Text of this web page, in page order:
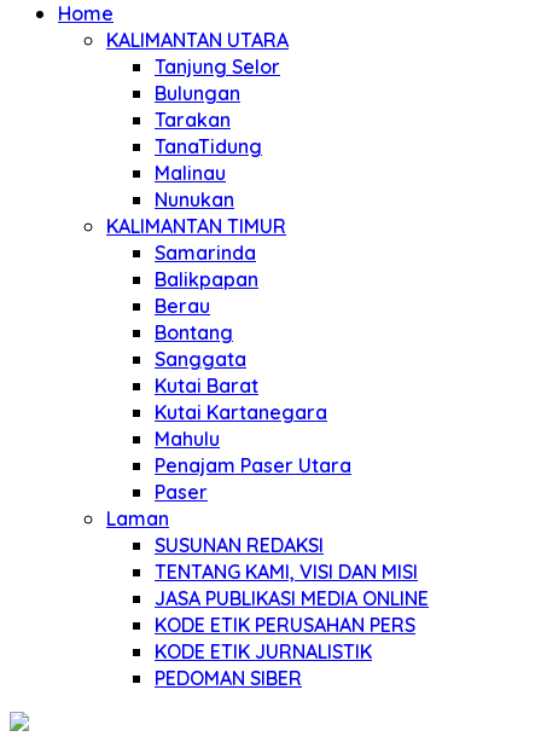
Home
KALIMANTAN UTARA
Tanjung Selor
Bulungan
Tarakan
TanaTidung
Malinau
Nunukan
KALIMANTAN TIMUR
Samarinda
Balikpapan
Berau
Bontang
Sanggata
Kutai Barat
Kutai Kartanegara
Mahulu
Penajam Paser Utara
Paser
Laman
SUSUNAN REDAKSI
TENTANG KAMI, VISI DAN MISI
JASA PUBLIKASI MEDIA ONLINE
KODE ETIK PERUSAHAN PERS
KODE ETIK JURNALISTIK
PEDOMAN SIBER